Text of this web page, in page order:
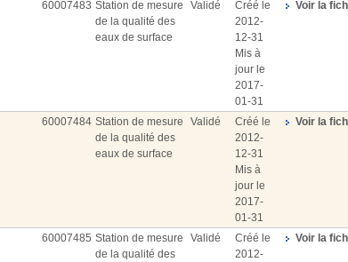
60007483 Station de mesure
de la qualité des
eaux de surface
Validé
Créé le
2012-
12-31
Mis à
jour le
2017-
01-31
Voir la
60007484 Station de mesure
de la qualité des
eaux de surface
Validé
Créé le
2012-
12-31
Mis à
jour le
2017-
01-31
Voir la
60007485 Station de mesure
de la qualité des
Validé
Créé le
2012-
Voir la